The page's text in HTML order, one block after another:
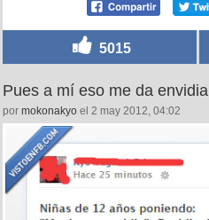
5015
Pues a mí eso me da envidia
por mokonakyo el 2 may 2012, 04:02